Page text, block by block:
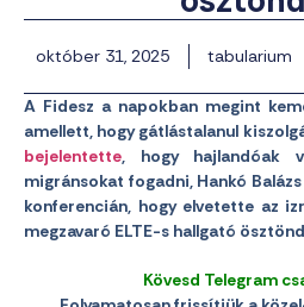
október 31, 2025 tabularium
A Fidesz a napokban megint
amellett, hogy gátlástalanul
bejelentette, hogy hajlandóak
migránsokat fogadni, Hankó
konferencián, hogy elvetette az
megzavaró ELTE-s hallgató
Kövesd Telegram